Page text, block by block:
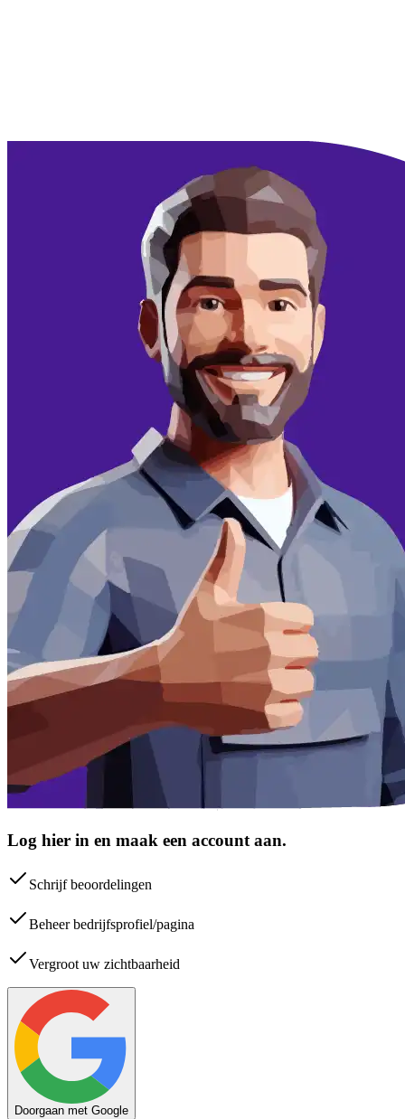
Log hier in en maak een account aan.
Schrijf beoordelingen
Beheer bedrijfsprofiel/pagina
Vergroot uw zichtbaarheid
Doorgaan met Google